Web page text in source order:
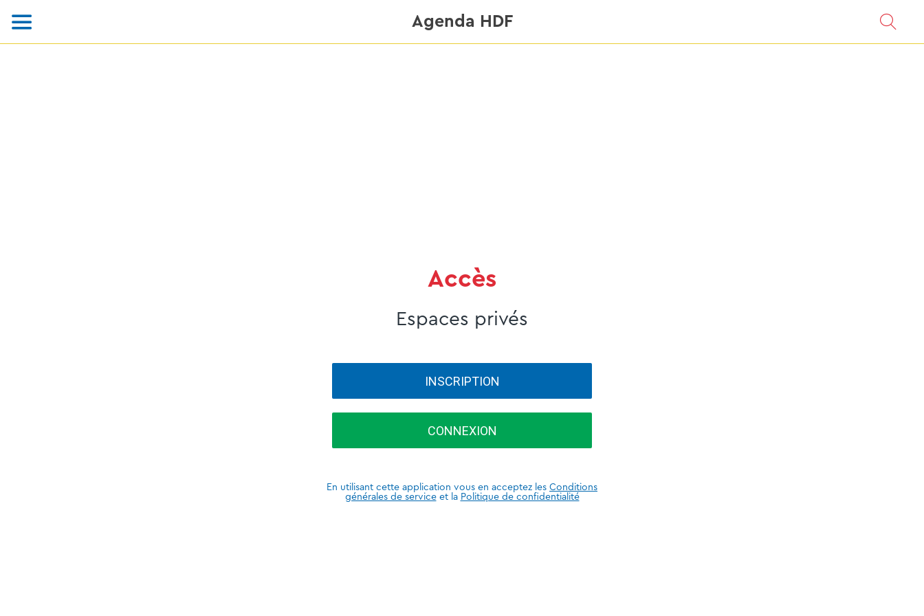
Agenda HDF
Accès
Espaces privés
INSCRIPTION
CONNEXION
En utilisant cette application vous en acceptez les Conditions
générales de serviceet la Politique de confidentialité